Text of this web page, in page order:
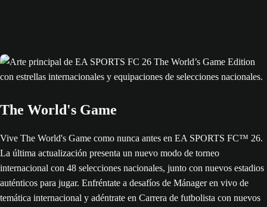
The World's Game
Vive The World's Game como nunca antes en EA SPORTS FC™ 26.
La última actualización presenta un nuevo modo de torneo
internacional con 48 selecciones nacionales, junto con nuevos estadios
auténticos para jugar. Enfréntate a desafíos de Mánager en vivo de
temática internacional y adéntrate en Carrera de futbolista con nuevos